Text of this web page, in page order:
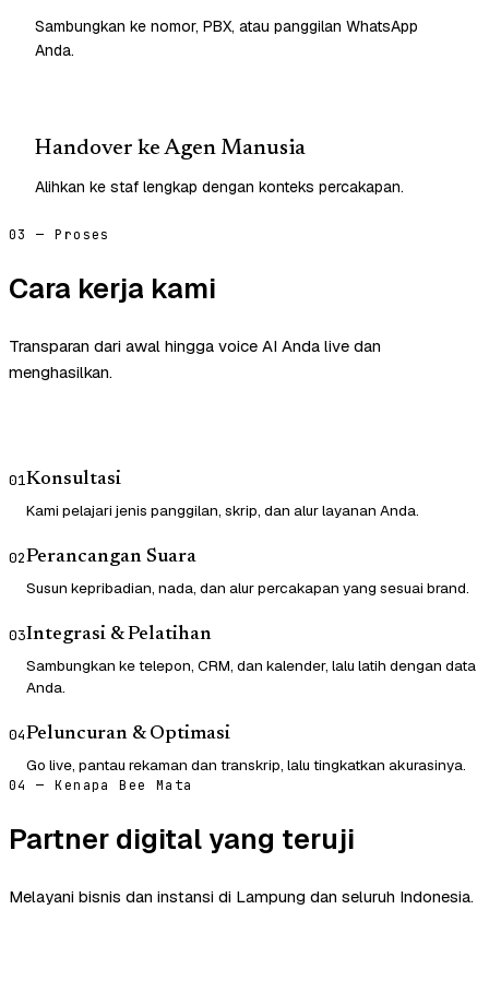
Sambungkan ke nomor, PBX, atau panggilan WhatsApp
Anda.
Handover ke Agen Manusia
Alihkan ke staf lengkap dengan konteks percakapan.
03 — Proses
Cara kerja kami
Transparan dari awal hingga voice AI Anda live dan
menghasilkan.
01Konsultasi
Kami pelajari jenis panggilan, skrip, dan alur layanan Anda.
02Perancangan Suara
Susun kepribadian, nada, dan alur percakapan yang sesuai brand.
03Integrasi & Pelatihan
Sambungkan ke telepon, CRM, dan kalender, lalu latih dengan data
Anda.
04Peluncuran & Optimasi
Go live, pantau rekaman dan transkrip, lalu tingkatkan akurasinya.
04 — Kenapa Bee Mata
Partner digital yang teruji
Melayani bisnis dan instansi di Lampung dan seluruh Indonesia.